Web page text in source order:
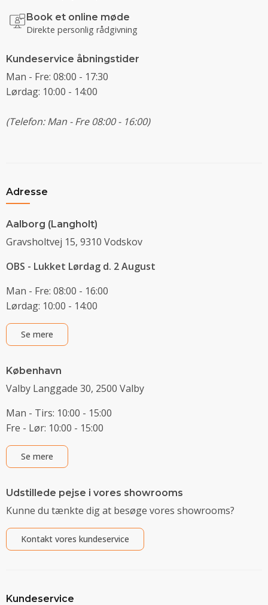
Book et online møde
Direkte personlig rådgivning
Kundeservice åbningstider
Man - Fre: 08:00 - 17:30
Lørdag: 10:00 - 14:00
(Telefon: Man - Fre 08:00 - 16:00)
Adresse
Aalborg (Langholt)
Gravsholtvej 15, 9310 Vodskov
OBS - Lukket Lørdag d. 2 August
Man - Fre: 08:00 - 16:00
Lørdag: 10:00 - 14:00
Se mere
København
Valby Langgade 30, 2500 Valby
Man - Tirs: 10:00 - 15:00
Fre - Lør: 10:00 - 15:00
Se mere
Udstillede pejse i vores showrooms
Kunne du tænkte dig at besøge vores showrooms?
Kontakt vores kundeservice
Kundeservice